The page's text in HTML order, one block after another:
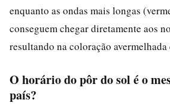
enquanto as ondas mais longas
conseguem chegar diretamente aos
resultando na coloração
O horário do pôr do sol é o
país?